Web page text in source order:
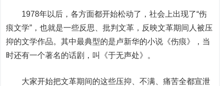
1978年以后，各方面都开始松动了，社会上出现了“伤
痕文学”，也就是一些反思、批判文革，反映文革期间人被压
抑的文学作品。其中最典型的是卢新华的小说《伤痕》，当
时还有一个著名的话剧，叫《于无声处》。
大家开始把文革期间的这些压抑、不满、痛苦全都宣泄